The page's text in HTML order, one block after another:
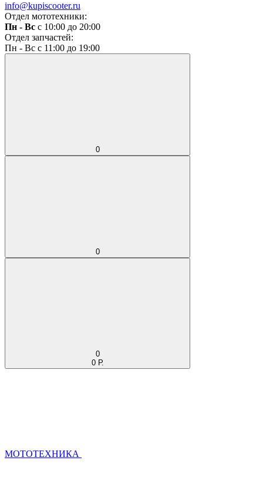
info@kupiscooter.ru
Отдел мототехники:
Пн - Вс с 10:00 до 20:00
Отдел запчастей:
Пн - Вс с 11:00 до 19:00
0
0
0
0 Р.
МОТОТЕХНИКА